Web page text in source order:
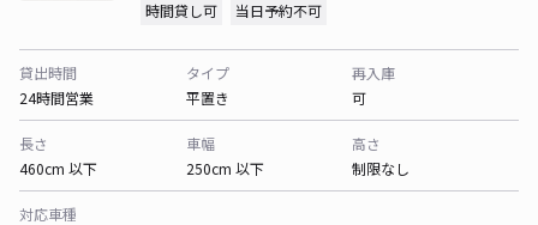
時間貸し可 当日予約不可
貸出時間
24時間営業
タイプ
平置き
再入庫
可
長さ
460cm 以下
車幅
250cm 以下
高さ
制限なし
対応車種